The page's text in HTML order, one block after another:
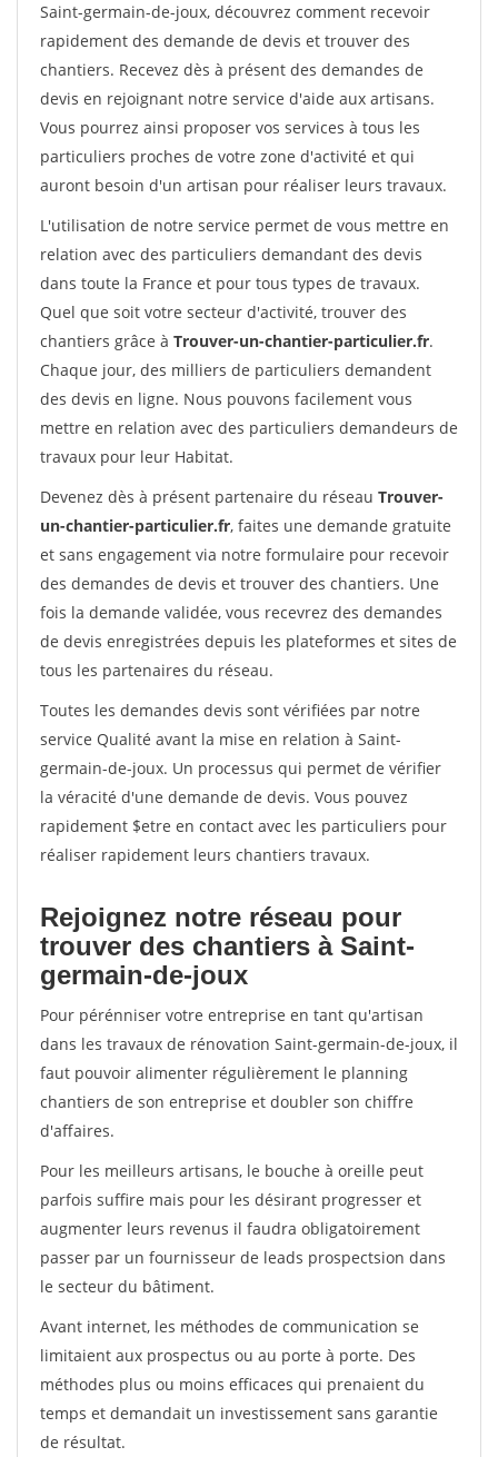
Saint-germain-de-joux, découvrez comment recevoir
rapidement des demande de devis et trouver des
chantiers. Recevez dès à présent des demandes de
devis en rejoignant notre service d'aide aux artisans.
Vous pourrez ainsi proposer vos services à tous les
particuliers proches de votre zone d'activité et qui
auront besoin d'un artisan pour réaliser leurs travaux.
L'utilisation de notre service permet de vous mettre en
relation avec des particuliers demandant des devis
dans toute la France et pour tous types de travaux.
Quel que soit votre secteur d'activité, trouver des
chantiers grâce à Trouver-un-chantier-particulier.fr.
Chaque jour, des milliers de particuliers demandent
des devis en ligne. Nous pouvons facilement vous
mettre en relation avec des particuliers demandeurs de
travaux pour leur Habitat.
Devenez dès à présent partenaire du réseau Trouver-
un-chantier-particulier.fr, faites une demande gratuite
et sans engagement via notre formulaire pour recevoir
des demandes de devis et trouver des chantiers. Une
fois la demande validée, vous recevrez des demandes
de devis enregistrées depuis les plateformes et sites de
tous les partenaires du réseau.
Toutes les demandes devis sont vérifiées par notre
service Qualité avant la mise en relation à Saint-
germain-de-joux. Un processus qui permet de vérifier
la véracité d'une demande de devis. Vous pouvez
rapidement $etre en contact avec les particuliers pour
réaliser rapidement leurs chantiers travaux.
Rejoignez notre réseau pour
trouver des chantiers à Saint-
germain-de-joux
Pour pérénniser votre entreprise en tant qu'artisan
dans les travaux de rénovation Saint-germain-de-joux, il
faut pouvoir alimenter régulièrement le planning
chantiers de son entreprise et doubler son chiffre
d'affaires.
Pour les meilleurs artisans, le bouche à oreille peut
parfois suffire mais pour les désirant progresser et
augmenter leurs revenus il faudra obligatoirement
passer par un fournisseur de leads prospectsion dans
le secteur du bâtiment.
Avant internet, les méthodes de communication se
limitaient aux prospectus ou au porte à porte. Des
méthodes plus ou moins efficaces qui prenaient du
temps et demandait un investissement sans garantie
de résultat.